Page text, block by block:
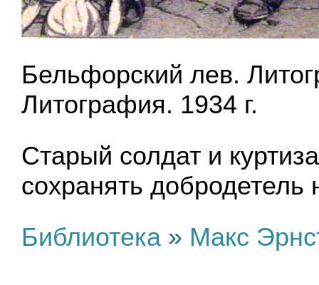
Бельфорский лев.
Литография. 1934 г.
Старый солдат и
сохранять добродетель
Библиотека » Макс